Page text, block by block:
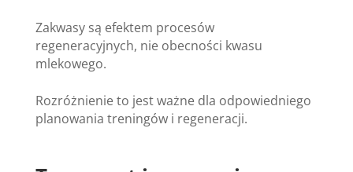
Zakwasy są efektem procesów
regeneracyjnych, nie obecności kwasu
mlekowego.
Rozróżnienie to jest ważne dla odpowiedniego
planowania treningów i regeneracji.